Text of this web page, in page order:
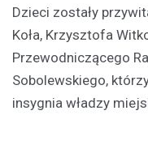
Dzieci zostały
Koła, Krzysztofa
Przewodniczącego
Sobolewskiego,
insygnia władzy